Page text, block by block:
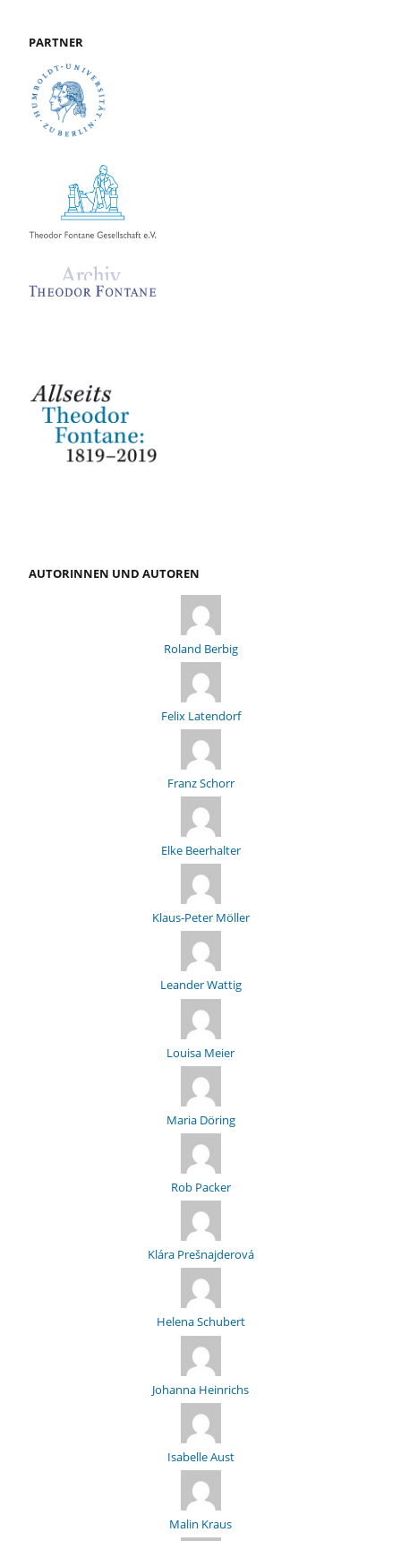
PARTNER
AUTORINNEN UND AUTOREN
Roland Berbig
Felix Latendorf
Franz Schorr
Elke Beerhalter
Klaus-Peter Möller
Leander Wattig
Louisa Meier
Maria Döring
Rob Packer
Klára Prešnajderová
Helena Schubert
Johanna Heinrichs
Isabelle Aust
Malin Kraus